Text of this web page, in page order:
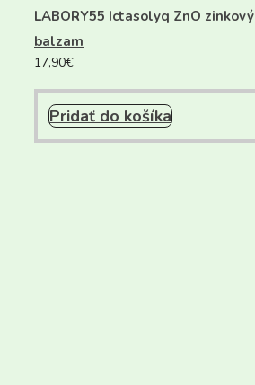
LABORY55 Ictasolyq ZnO zinkový
balzam
17,90€
Pridať do košíka